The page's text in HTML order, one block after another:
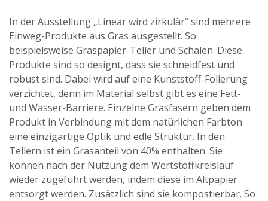
In der Ausstellung „Linear wird zirkulär“ sind mehrere
Einweg-Produkte aus Gras ausgestellt. So
beispielsweise Graspapier-Teller und Schalen. Diese
Produkte sind so designt, dass sie schneidfest und
robust sind. Dabei wird auf eine Kunststoff-Folierung
verzichtet, denn im Material selbst gibt es eine Fett-
und Wasser-Barriere. Einzelne Grasfasern geben dem
Produkt in Verbindung mit dem natürlichen Farbton
eine einzigartige Optik und edle Struktur. In den
Tellern ist ein Grasanteil von 40% enthalten. Sie
können nach der Nutzung dem Wertstoffkreislauf
wieder zugeführt werden, indem diese im Altpapier
entsorgt werden. Zusätzlich sind sie kompostierbar. So